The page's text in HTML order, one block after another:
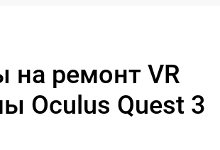
на ремонт VR
Oculus Quest 3